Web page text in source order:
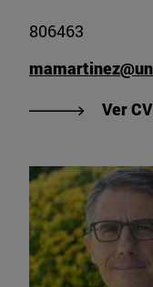
806463
Ver CV